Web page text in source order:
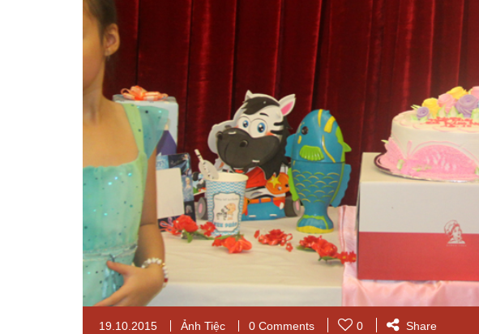
19.10.2015 Ảnh Tiệc 0 Comments 0 Share